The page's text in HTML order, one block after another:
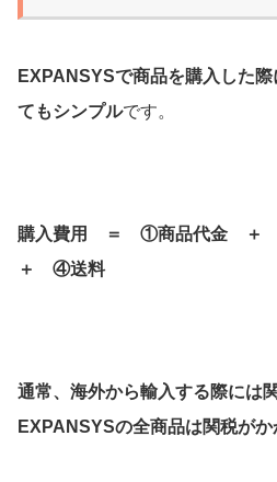
EXPANSYSで商品を購入した
てもシンプルです。
購入費用 ＝ ①商品代金
＋ ④送料
通常、海外から輸入する際には
EXPANSYSの全商品は関税がか